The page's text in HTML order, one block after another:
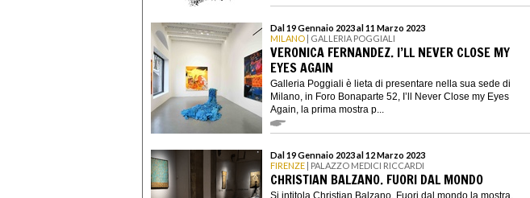
Dal 19 Gennaio 2023 al 11 Marzo 2023
MILANO | GALLERIA POGGIALI
VERONICA FERNANDEZ. I’LL NEVER CLOSE MY
EYES AGAIN
Galleria Poggiali è lieta di presentare nella sua sede di
Milano, in Foro Bonaparte 52, I’ll Never Close my Eyes
Again, la prima mostra p...
Dal 19 Gennaio 2023 al 12 Marzo 2023
FIRENZE | PALAZZO MEDICI RICCARDI
CHRISTIAN BALZANO. FUORI DAL MONDO
Si intitola Christian Balzano. Fuori dal mondo la mostra,